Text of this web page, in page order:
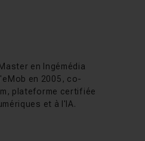
dynamique.
et la
Qualcomm
Chaunu
en Ingémédia
en 2005, co-
plateforme certifiée
et à l'IA.